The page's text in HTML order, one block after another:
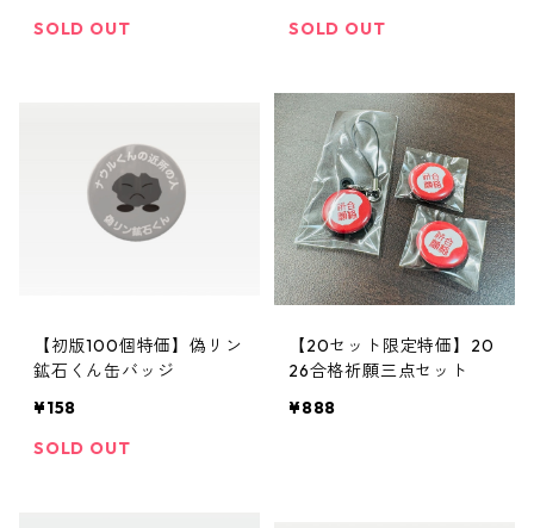
SOLD OUT SOLD OUT
【初版100個特価】偽リン
鉱石くん缶バッジ
¥158
SOLD OUT
【20セット限定特価】20
26合格祈願三点セット
¥888